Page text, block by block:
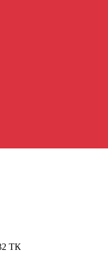
ТК